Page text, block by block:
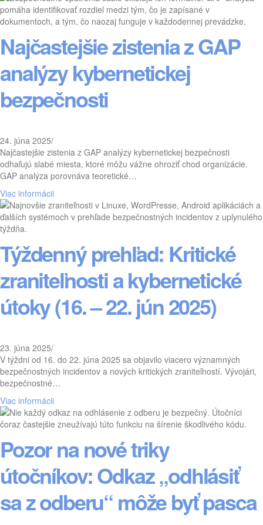
Najčastejšie zistenia z GAP
analýzy kybernetickej
bezpečnosti
24. júna 2025/
Najčastejšie zistenia z GAP analýzy kybernetickej bezpečnosti
odhaľujú slabé miesta, ktoré môžu vážne ohroziť chod organizácie.
GAP analýza porovnáva teoretické…
Viac informácii
Týždenný prehľad: Kritické
zraniteľnosti a kybernetické
útoky (16. – 22. jún 2025)
23. júna 2025/
V týždni od 16. do 22. júna 2025 sa objavilo viacero významných
bezpečnostných incidentov a nových kritických zraniteľností. Vývojári,
bezpečnostné…
Viac informácii
Pozor na nové triky
útočníkov: Odkaz „odhlásiť
sa z odberu“ môže byť pasca